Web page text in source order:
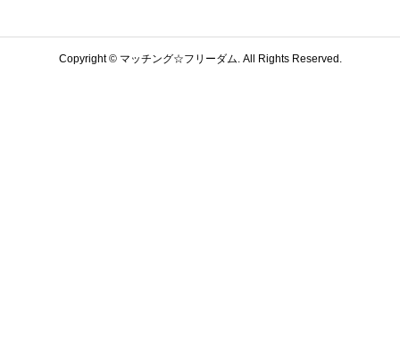
Copyright ©マッチング☆フリーダム. All Rights Reserved.